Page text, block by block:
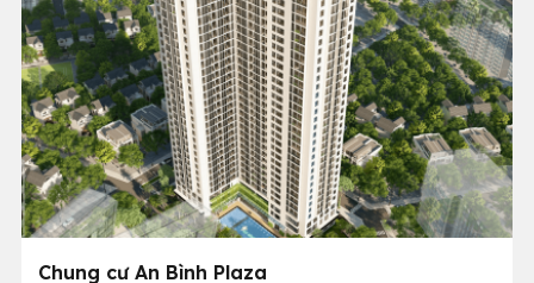
Chung cư An Bình Plaza